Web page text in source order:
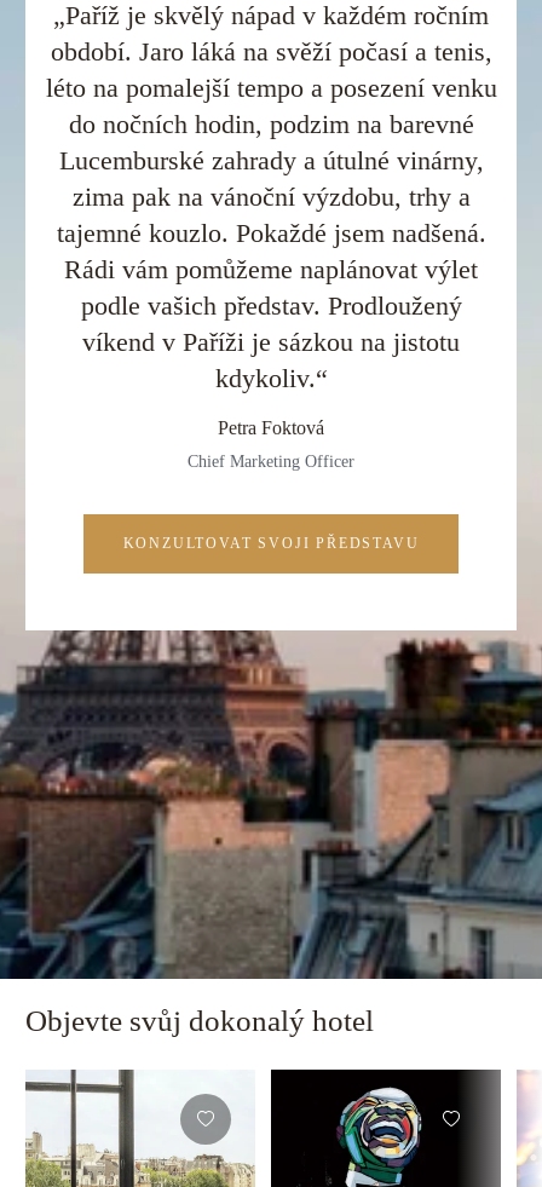
„Paříž je skvělý nápad v každém ročním
období. Jaro láká na svěží počasí a tenis,
léto na pomalejší tempo a posezení venku
do nočních hodin, podzim na barevné
Lucemburské zahrady a útulné vinárny,
zima pak na vánoční výzdobu, trhy a
tajemné kouzlo. Pokaždé jsem nadšená.
Rádi vám pomůžeme naplánovat výlet
podle vašich představ. Prodloužený
víkend v Paříži je sázkou na jistotu
kdykoliv.“
Petra Foktová
Chief Marketing Officer
KONZULTOVAT SVOJI PŘEDSTAVU
Objevte svůj dokonalý hotel